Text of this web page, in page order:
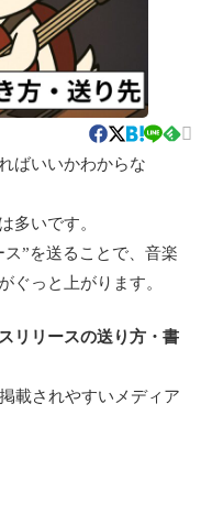

ばいいかわからな
多いです。
”を送ることで、音楽
ぐっと上がります。
リリースの送り方・書
載されやすいメディア